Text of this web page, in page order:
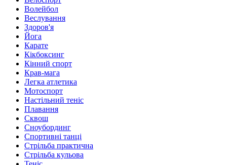
Волейбол
Веслування
Здоров'я
Йога
Карате
Кікбоксинг
Кінний спорт
Крав-мага
Легка атлетика
Мотоспорт
Настільний теніс
Плавання
Сквош
Сноубординг
Спортивні танці
Стрільба практична
Стрільба кульова